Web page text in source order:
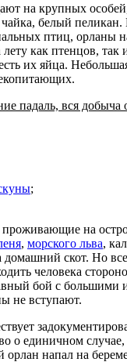
на крупных
белый пеликан.
птиц, орланы
лету как птенцов, так
их яйца.
падаль, вся добыча
;
на
, морского льва,
домашний скот. Но
человека
бой с большими
не вступают.
о единичном случае,
орлан напал на